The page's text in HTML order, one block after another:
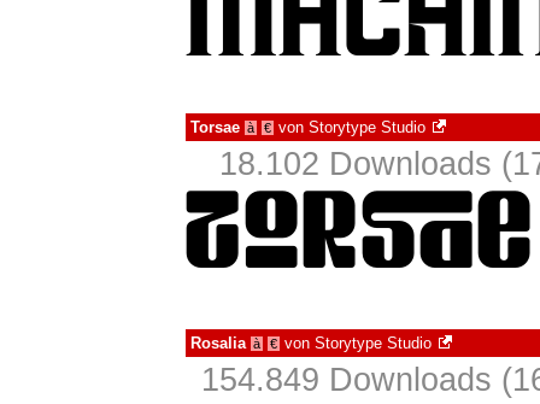
Torsae à € von Storytype Studio
18.102 Downloads
Rosalia à € von Storytype Studio
154.849 Downloads